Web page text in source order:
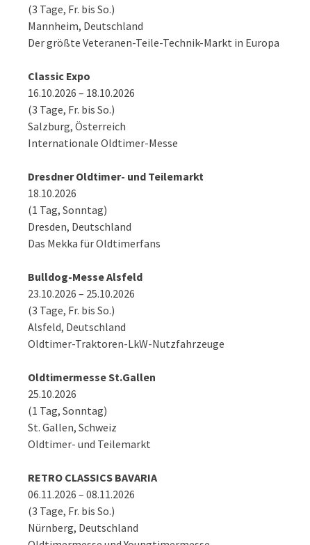
(3 Tage, Fr. bis So.)
Mannheim, Deutschland
Der größte Veteranen-Teile-Technik-Markt in Europa
Classic Expo
16.10.2026 – 18.10.2026
(3 Tage, Fr. bis So.)
Salzburg, Österreich
Internationale Oldtimer-Messe
Dresdner Oldtimer- und Teilemarkt
18.10.2026
(1 Tag, Sonntag)
Dresden, Deutschland
Das Mekka für Oldtimerfans
Bulldog-Messe Alsfeld
23.10.2026 – 25.10.2026
(3 Tage, Fr. bis So.)
Alsfeld, Deutschland
Oldtimer-Traktoren-LkW-Nutzfahrzeuge
Oldtimermesse St.Gallen
25.10.2026
(1 Tag, Sonntag)
St. Gallen, Schweiz
Oldtimer- und Teilemarkt
RETRO CLASSICS BAVARIA
06.11.2026 – 08.11.2026
(3 Tage, Fr. bis So.)
Nürnberg, Deutschland